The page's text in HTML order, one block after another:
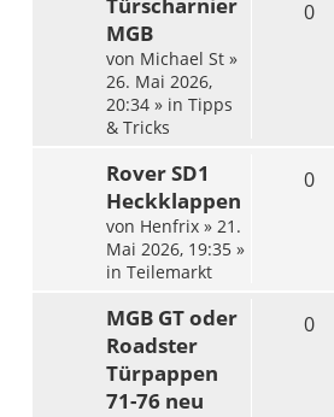
MGB
von Michael St »
26. Mai 2026,
20:34 » in Tipps
& Tricks
0
Rover SD1
Heckklappen
von Henfrix » 21.
Mai 2026, 19:35 »
in Teilemarkt
0
MGB GT oder
Roadster
Türpappen
71-76 neu
0